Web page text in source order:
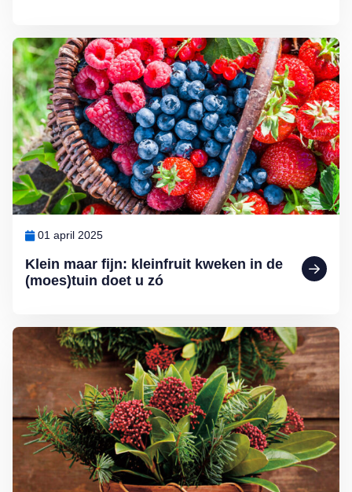
Klein maar fijn: kleinfruit kweken in de
(moes)tuin doet u zó
01 april 2025
Lees meer over Klein maar fijn: kleinfruit kweken in de (moes)tuin
Lees meer over Zelf kerststukjes maken doet u zó